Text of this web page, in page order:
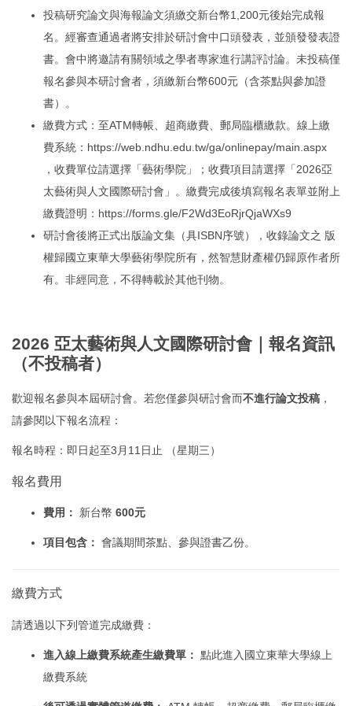
投稿研究論文與海報論文須繳交新台幣1,200元後始完成報
名。經審查通過者將安排於研討會中口頭發表，並頒發發表證
書。會中將邀請有關領域之學者專家進行講評討論。未投稿僅
報名參與本研討會者，須繳新台幣600元（含茶點與參加證
書）。
繳費方式：至ATM轉帳、超商繳費、郵局臨櫃繳款。線上繳
費系統： https://web.ndhu.edu.tw/ga/onlinepay/main.aspx
，收費單位請選擇「藝術學院」；收費項目請選擇「2026亞
太藝術與人文國際研討會」。繳費完成後填寫報名表單並附上
繳費證明： https://forms.gle/F2Wd3EoRjrQjaWXs9
研討會後將正式出版論文集（具ISBN序號），收錄論文之 版
權歸國立東華大學藝術學院所有，然智慧財產權仍歸原作者所
有。非經同意，不得轉載於其他刊物。
2026 亞太藝術與人文國際研討會｜報名資訊
（不投稿者）
歡迎報名參與本屆研討會。若您僅參與研討會而不進行論文投稿 ，
請參閱以下報名流程：
報名時程：即日起至3月11日止 （星期三）
報名費用
費用： 新台幣 600元
項目包含： 會議期間茶點、參與證書乙份。
繳費方式
請透過以下列管道完成繳費：
進入線上繳費系統產生繳費單： 點此進入國立東華大學線上
繳費系統